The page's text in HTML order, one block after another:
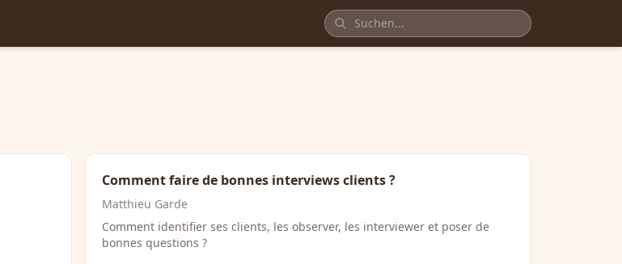
Comment faire de bonnes interviews clients ?
Matthieu Garde
Comment identifier ses clients, les observer, les interviewer et poser de
bonnes questions ?